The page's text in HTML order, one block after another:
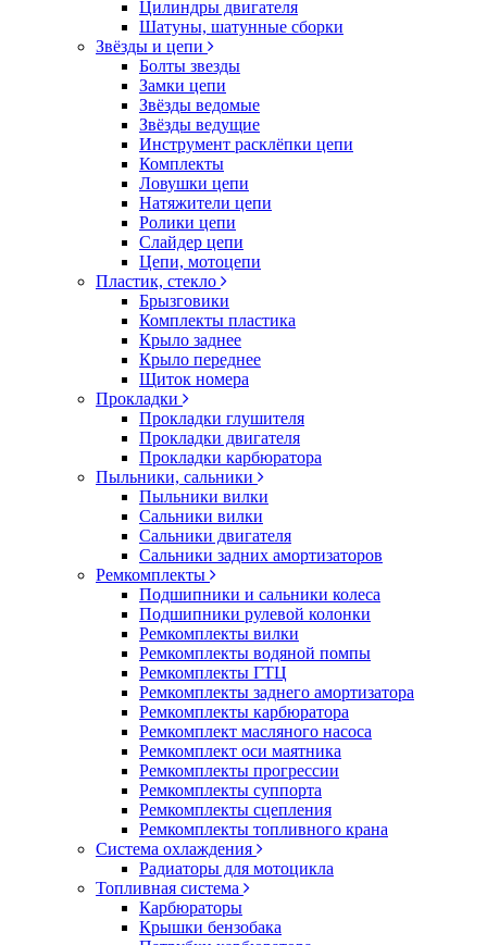
Цилиндры двигателя
Шатуны, шатунные сборки
Звёзды и цепи
Болты звезды
Замки цепи
Звёзды ведомые
Звёзды ведущие
Инструмент расклёпки цепи
Комплекты
Ловушки цепи
Натяжители цепи
Ролики цепи
Слайдер цепи
Цепи, мотоцепи
Пластик, стекло
Брызговики
Комплекты пластика
Крыло заднее
Крыло переднее
Щиток номера
Прокладки
Прокладки глушителя
Прокладки двигателя
Прокладки карбюратора
Пыльники, сальники
Пыльники вилки
Сальники вилки
Сальники двигателя
Сальники задних амортизаторов
Ремкомплекты
Подшипники и сальники колеса
Подшипники рулевой колонки
Ремкомплекты вилки
Ремкомплекты водяной помпы
Ремкомплекты ГТЦ
Ремкомплекты заднего амортизатора
Ремкомплекты карбюратора
Ремкомплект масляного насоса
Ремкомплект оси маятника
Ремкомплекты прогрессии
Ремкомплекты суппорта
Ремкомплекты сцепления
Ремкомплекты топливного крана
Система охлаждения
Радиаторы для мотоцикла
Топливная система
Карбюраторы
Крышки бензобака